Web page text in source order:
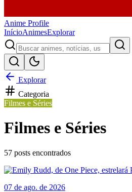
Anime Profile
InícioAnimesExplorar
Explorar
Categoria
Filmes e Séries
Filmes e Séries
57 posts encontrados
07 de ago. de 2026